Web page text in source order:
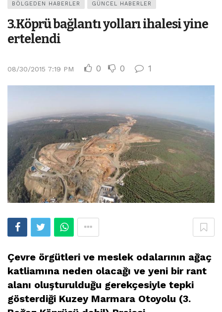
BÖLGEDEN HABERLER GÜNCEL HABERLER
3.Köprü bağlantı yolları ihalesi yine
ertelendi
08/30/2015 7:19 PM 0 0 1
Çevre örgütleri ve meslek odalarının ağaç
katliamına neden olacağı ve yeni bir rant
alanı oluşturulduğu gerekçesiyle tepki
gösterdiği Kuzey Marmara Otoyolu (3.